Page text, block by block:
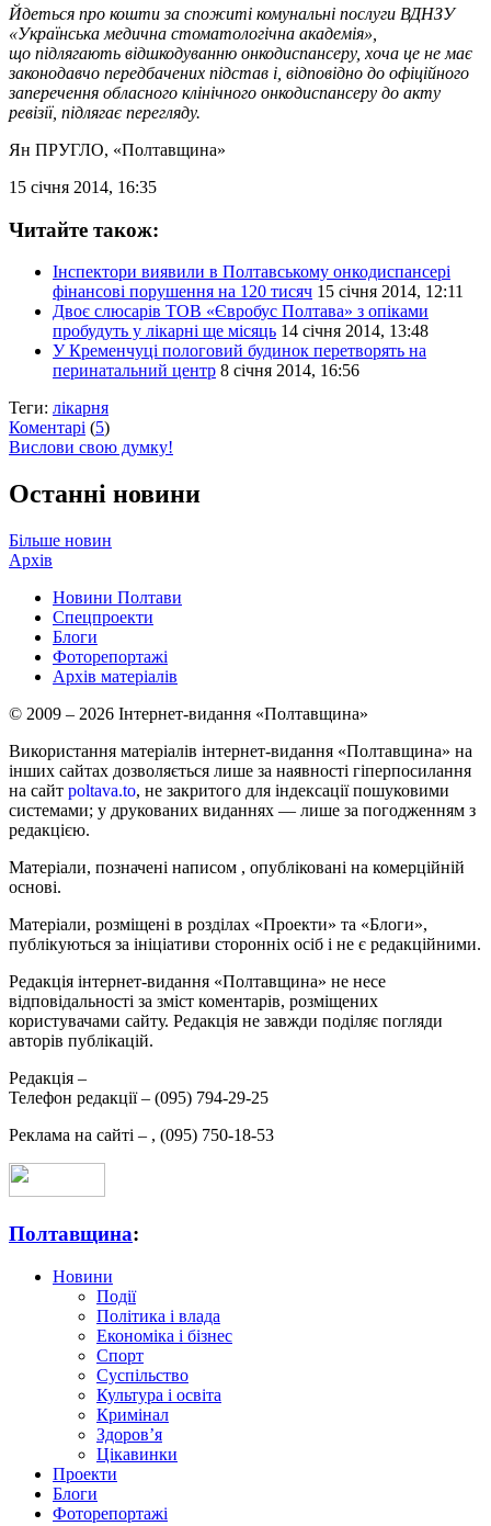
Йдеться про кошти за спожиті комунальні послуги ВДНЗУ
«Українська медична стоматологічна академія»,
що підлягають відшкодуванню онкодиспансеру, хоча це не має
законодавчо передбачених підстав і, відповідно до офіційного
заперечення обласного клінічного онкодиспансеру до акту
ревізії, підлягає перегляду.
Ян ПРУГЛО, «Полтавщина»
15 січня 2014, 16:35
Читайте також:
Інспектори виявили в Полтавському онкодиспансері
фінансові порушення на 120 тисяч 15 січня 2014, 12:11
Двоє слюсарів ТОВ «Євробус Полтава» з опіками
пробудуть у лікарні ще місяць 14 січня 2014, 13:48
У Кременчуці пологовий будинок перетворять на
перинатальний центр 8 січня 2014, 16:56
Теги: лікарня
Коментарі (5)
Вислови свою думку!
Останні новини
Більше новин
Архів
Новини Полтави
Спецпроекти
Блоги
Фоторепортажі
Архів матеріалів
© 2009 – 2026 Інтернет-видання «Полтавщина»
Використання матеріалів інтернет-видання «Полтавщина» на
інших сайтах дозволяється лише за наявності гіперпосилання
на сайт poltava.to, не закритого для індексації пошуковими
системами; у друкованих виданнях — лише за погодженням з
редакцією.
Матеріали, позначені написом , опубліковані на комерційній
основі.
Матеріали, розміщені в розділах «Проекти» та «Блоги»,
публікуються за ініціативи сторонніх осіб і не є редакційними.
Редакція інтернет-видання «Полтавщина» не несе
відповідальності за зміст коментарів, розміщених
користувачами сайту. Редакція не завжди поділяє погляди
авторів публікацій.
Редакція –
Телефон редакції – (095) 794-29-25
Реклама на сайті – , (095) 750-18-53
Полтавщина:
Новини
Події
Політика і влада
Економіка і бізнес
Спорт
Суспільство
Культура і освіта
Кримінал
Здоров’я
Цікавинки
Проекти
Блоги
Фоторепортажі